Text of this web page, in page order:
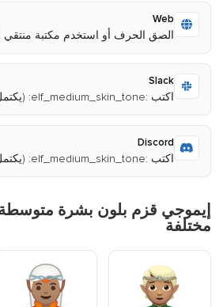
Web
الصق الحرف أو استخدم مكتبة منتقي
Slack
اكتب :elf_medium_skin_tone: (يكتمل تلقائيًا إلى الإيموجي)
Discord
اكتب :elf_medium_skin_tone: (يكتمل تلقائيًا إلى الإيموجي)
إيموجي قزم بلون بشرة
مختلفة